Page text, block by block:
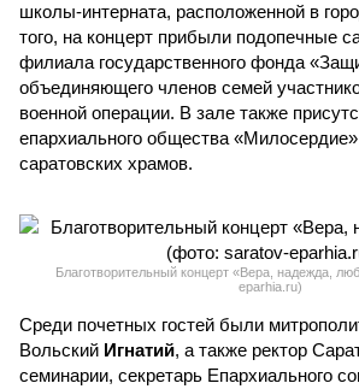
школы-интерната, расположенной в
того, на концерт прибыли подопечные
филиала государственного фонда
объединяющего членов семей
военной операции. В зале также
епархиального общества
саратовских храмов.
Благотворительный концерт «Вера, надежда,
eparhia.ru)
Среди почетных гостей были
Вольский Игнатий, а также ректор
семинарии, секретарь Епархиального